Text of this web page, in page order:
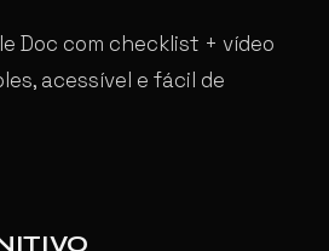
Doc com checklist + vídeo
acessível e fácil de